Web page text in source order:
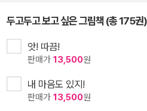
두고두고 보고 싶은 그림책 (총 175권)
앗! 따끔!
판매가 13,500원
내 마음도 있지!
판매가 13,500원